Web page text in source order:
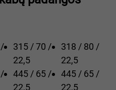
315 / 70 /
22,5
318 / 80 /
22,5
445 / 65 /
22,5
445 / 65 /
22,5